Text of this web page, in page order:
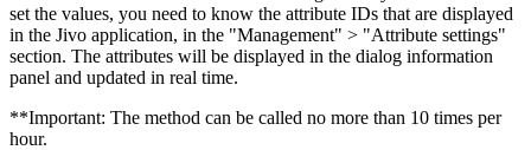
set the values, you need to know the attribute IDs that are displayed
in the Jivo application, in the "Management" > "Attribute settings"
section. The attributes will be displayed in the dialog information
panel and updated in real time.
**Important: The method can be called no more than 10 times per
hour.